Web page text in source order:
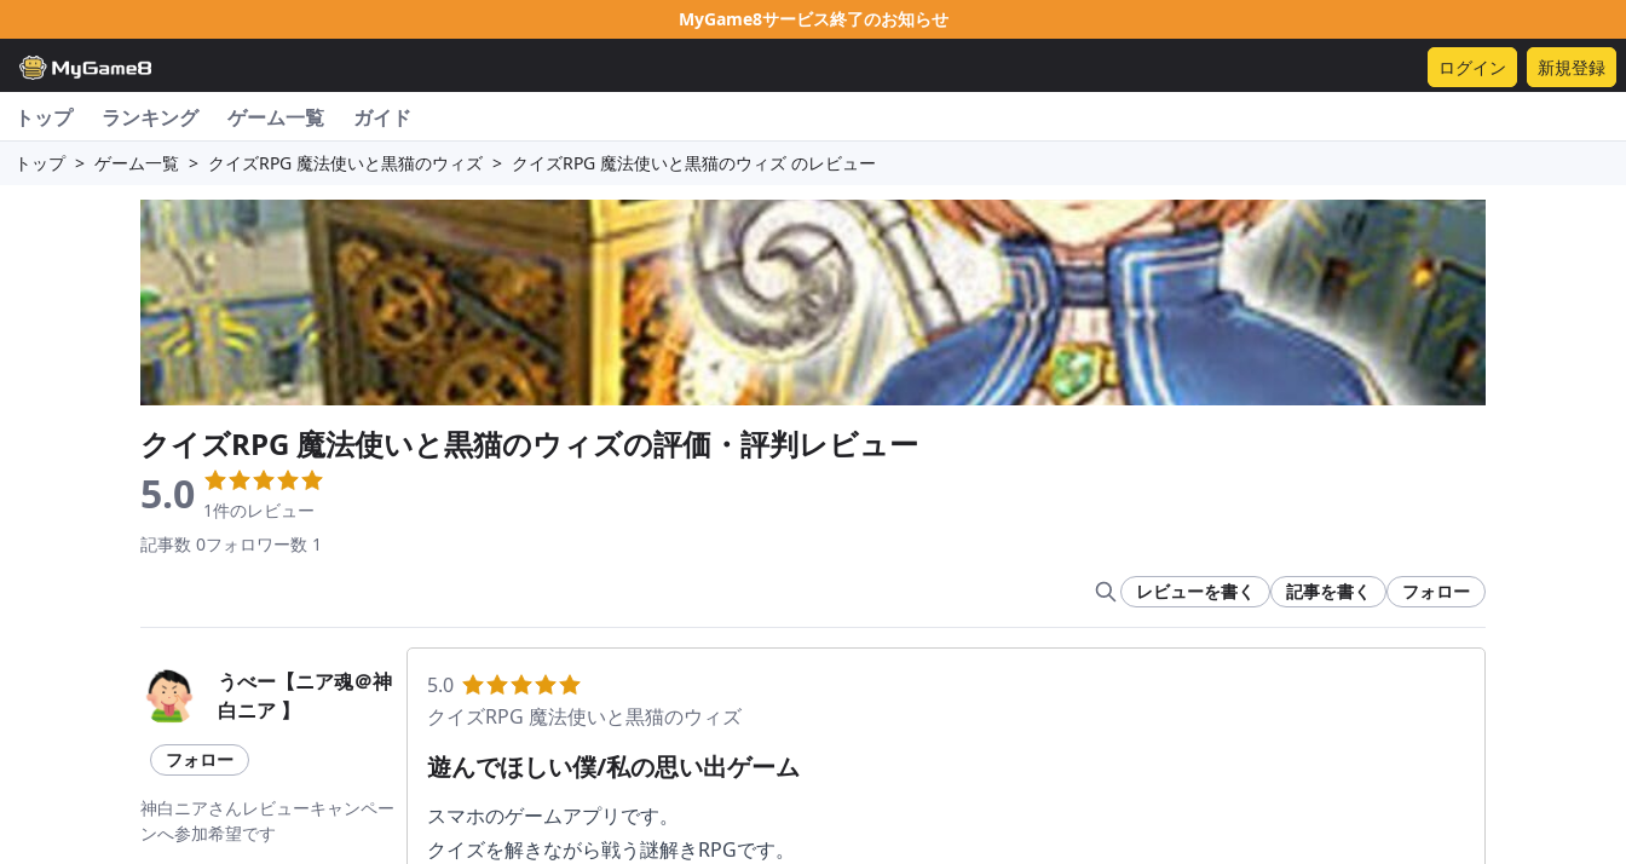
MyGame8サービス終了のお知らせ
ログイン 新規登録
トップ ランキング ゲーム一覧 ガイド
トップ > ゲーム一覧 > クイズRPG 魔法使いと黒猫のウィズ > クイズRPG 魔法使いと黒猫のウィズ のレビュー
クイズRPG 魔法使いと黒猫のウィズの評価・評判レビュー
5.0 1件のレビュー
記事数 0フォロワー数 1
レビューを書く 記事を書く フォロー
5.0
クイズRPG 魔法使いと黒猫のウィズ
遊んでほしい僕/私の思い出ゲーム
スマホのゲームアプリです。
クイズを解きながら戦う謎解きRPGです。
うべー【ニア魂＠神
白ニア 】
フォロー
神白ニアさんレビューキャンペー
ンへ参加希望です